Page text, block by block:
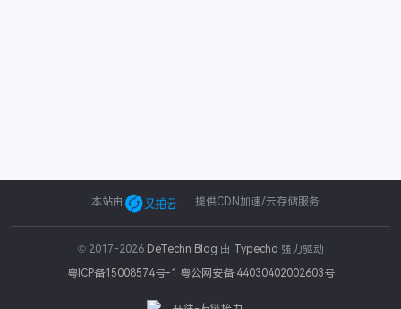
本站由 提供CDN加速/云存储服务
© 2017-2026 DeTechn Blog 由 Typecho 强力驱动
粤ICP备15008574号-1 粤公网安备 44030402002603号